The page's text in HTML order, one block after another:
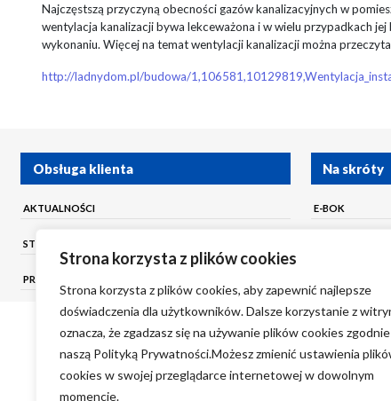
Strona korzysta z plików cookies
Strona korzysta z plików cookies, aby zapewnić najlepsze
doświadczenia dla użytkowników. Dalsze korzystanie z
oznacza, że zgadzasz się na używanie plików cookies
naszą Polityką Prywatności.Możesz zmienić ustawienia
cookies w swojej przeglądarce internetowej w dowolnym
momencie.
Najczęstszą przyczyną obecności gazów kanalizacyjnych w
wentylacja kanalizacji bywa lekceważona i w wielu przypadkach
wykonaniu. Więcej na temat wentylacji kanalizacji można
http://ladnydom.pl/budowa/
Obsługa klienta
AKTUALNOŚCI
STREFA KLIENTA
PRZETARGI
Na skróty
E-BOK